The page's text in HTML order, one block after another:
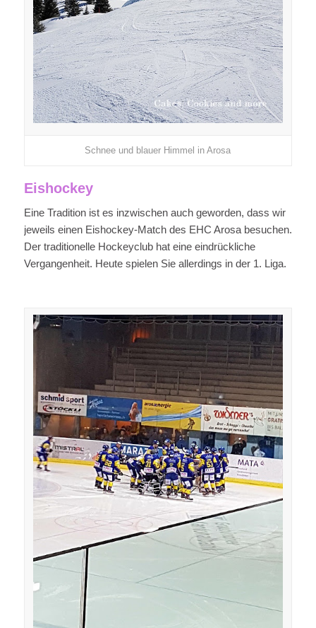
Schnee und blauer Himmel in Arosa
Eishockey
Eine Tradition ist es inzwischen auch geworden, dass wir
jeweils einen Eishockey-Match des EHC Arosa besuchen.
Der traditionelle Hockeyclub hat eine eindrückliche
Vergangenheit. Heute spielen Sie allerdings in der 1. Liga.